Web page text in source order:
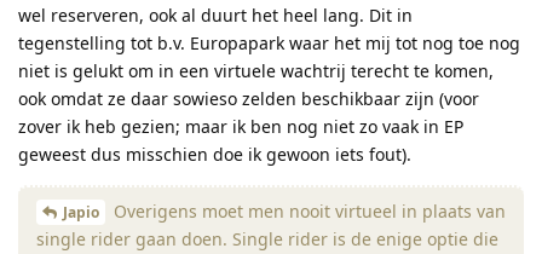
wel reserveren, ook al duurt het heel lang. Dit in
tegenstelling tot b.v. Europapark waar het mij tot nog toe nog
niet is gelukt om in een virtuele wachtrij terecht te komen,
ook omdat ze daar sowieso zelden beschikbaar zijn (voor
zover ik heb gezien; maar ik ben nog niet zo vaak in EP
geweest dus misschien doe ik gewoon iets fout).
Japio
Overigens moet men nooit virtueel in plaats van
single rider gaan doen. Single rider is de enige optie die